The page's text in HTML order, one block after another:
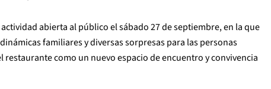
abierta al público el sábado 27 de septiembre, en la que
familiares y diversas sorpresas para las personas
restaurante como un nuevo espacio de encuentro y convivencia